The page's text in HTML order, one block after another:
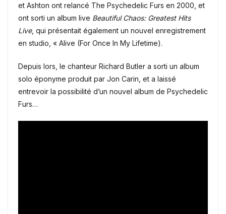
et Ashton ont relancé The Psychedelic Furs en 2000, et
ont sorti un album live Beautiful Chaos: Greatest Hits
Live, qui présentait également un nouvel enregistrement
en studio, « Alive (For Once In My Lifetime).
Depuis lors, le chanteur Richard Butler a sorti un album
solo éponyme produit par Jon Carin, et a laissé
entrevoir la possibilité d’un nouvel album de Psychedelic
Furs…